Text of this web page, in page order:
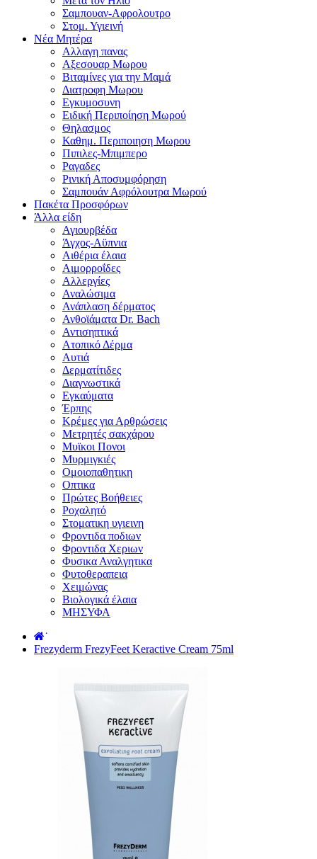
Σαμπουαν-Αφρολουτρο
Στομ. Υγιεινή
Νέα Μητέρα
Αλλαγη πανας
Αξεσουαρ Μωρου
Βιταμίνες για την Μαμά
Διατροφη Μωρου
Εγκυμοσυνη
Ειδική Περιποίηση Μωρού
Θηλασμος
Καθημ. Περιποιηση Μωρου
Πιπιλες-Μπιμπερο
Ραγαδες
Ρινική Αποσυμφόρηση
Σαμπουάν Αφρόλουτρα Μωρού
Πακέτα Προσφόρων
Άλλα είδη
Αγιουρβέδα
Άγχος-Αϋπνια
Αιθέρια έλαια
Αιμορροΐδες
Αλλεργίες
Αναλώσιμα
Ανάπλαση δέρματος
Ανθοϊάματα Dr. Bach
Αντισηπτικά
Ατοπικό Δέρμα
Αυτιά
Δερματίτιδες
Διαγνωστικά
Εγκαύματα
Έρπης
Κρέμες για Αρθρώσεις
Μετρητές σακχάρου
Μυϊκοι Πονοι
Μυρμιγκιές
Ομοιοπαθητικη
Οπτικα
Πρώτες Βοήθειες
Ροχαλητό
Στοματικη υγιεινη
Φροντιδα ποδιων
Φροντιδα Χεριων
Φυσικα Αναλγητικα
Φυτοθεραπεια
Χειμώνας
Βιολογικά έλαια
ΜΗΣΥΦΑ
˙
Frezyderm FrezyFeet Keractive Cream 75ml